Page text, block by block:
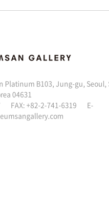
Platinum B103, Jung-gu, Seoul,
04631
FAX: +82-2-741-6319 E-